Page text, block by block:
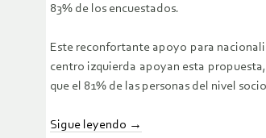
83% de los encuestados.
Este reconfortante apoyo para
centro izquierda apoyan esta
que el 81% de las personas del nivel
Sigue leyendo →